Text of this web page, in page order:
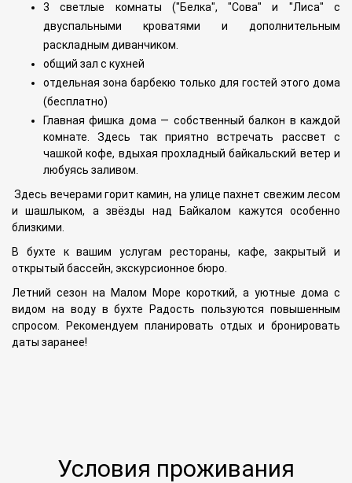
3 светлые комнаты ("Белка", "Сова" и "Лиса" с
двуспальными кроватями и дополнительным
раскладным диванчиком.
общий зал с кухней
отдельная зона барбекю только для гостей этого дома
(бесплатно)
Главная фишка дома — собственный балкон в каждой
комнате. Здесь так приятно встречать рассвет с
чашкой кофе, вдыхая прохладный байкальский ветер и
любуясь заливом.
Здесь вечерами горит камин, на улице пахнет свежим лесом
и шашлыком, а звёзды над Байкалом кажутся особенно
близкими.
В бухте к вашим услугам рестораны, кафе, закрытый и
открытый бассейн, экскурсионное бюро.
Летний сезон на Малом Море короткий, а уютные дома с
видом на воду в бухте Радость пользуются повышенным
спросом. Рекомендуем планировать отдых и бронировать
даты заранее!
Условия проживания